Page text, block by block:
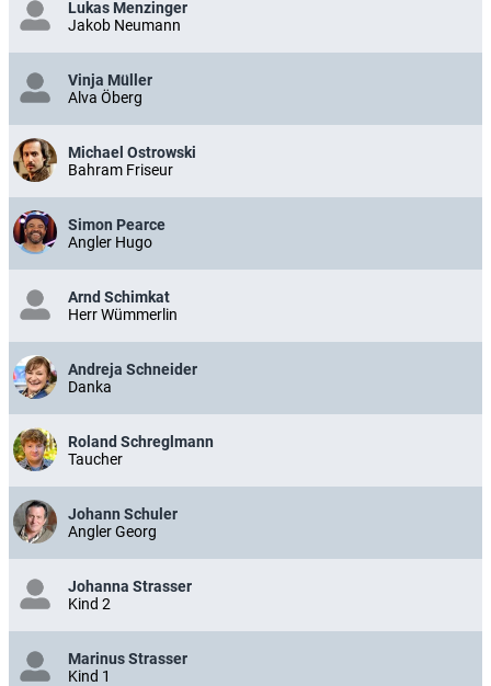
Lukas Menzinger
Jakob Neumann
Vinja Müller
Alva Öberg
Michael Ostrowski
Bahram Friseur
Simon Pearce
Angler Hugo
Arnd Schimkat
Herr Wümmerlin
Andreja Schneider
Danka
Roland Schreglmann
Taucher
Johann Schuler
Angler Georg
Johanna Strasser
Kind 2
Marinus Strasser
Kind 1